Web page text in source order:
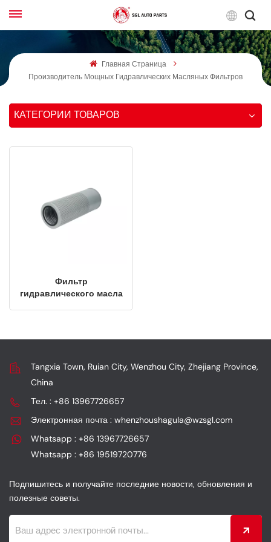
English
Français
Главная Страница
Производитель Мощных Гидравлических Масляных Фильтров
КАТЕГОРИИ ТОВАРОВ
Фильтр
гидравлического масла
часть.
Tangxia Town, Ruian City, Wenzhou City, Zhejiang Province,
China
Тел. : +86 13967726657
Электронная почта : whenzhoushagula@wzsgl.com
Whatsapp : +86 13967726657
Whatsapp : +86 19519720776
Подпишитесь и получайте последние новости, обновления и
полезные советы.